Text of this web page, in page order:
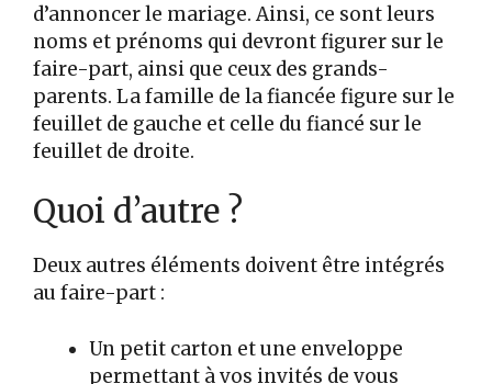
d’annoncer le mariage. Ainsi, ce sont leurs
noms et prénoms qui devront figurer sur le
faire-part, ainsi que ceux des grands-
parents. La famille de la fiancée figure sur le
feuillet de gauche et celle du fiancé sur le
feuillet de droite.
Quoi d’autre ?
Deux autres éléments doivent être intégrés
au faire-part :
Un petit carton et une enveloppe
permettant à vos invités de vous